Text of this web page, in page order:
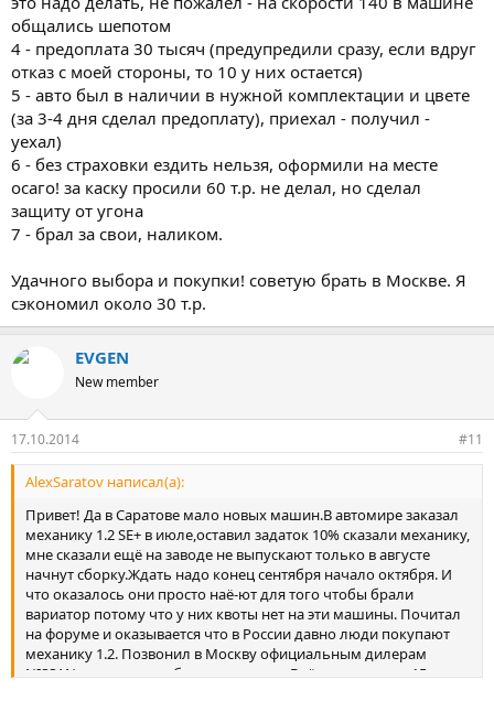
общались шепотом
4 - предоплата 30 тысяч (предупредили сразу, если вдруг
отказ с моей стороны, то 10 у них остается)
5 - авто был в наличии в нужной комплектации и цвете
(за 3-4 дня сделал предоплату), приехал - получил -
уехал)
6 - без страховки ездить нельзя, оформили на месте
осаго! за каску просили 60 т.р. не делал, но сделал
защиту от угона
7 - брал за свои, наликом.
Удачного выбора и покупки! советую брать в Москве. Я
сэкономил около 30 т.р.
EVGEN
New member
17.10.2014 #11
AlexSaratov написал(а):
Привет! Да в Саратове мало новых машин.В автомире заказал
механику 1.2 SE+ в июле,оставил задаток 10% сказали механику,
мне сказали ещё на заводе не выпускают только в августе
начнут сборку.Ждать надо конец сентября начало октября. И
что оказалось они просто наё-ют для того чтобы брали
вариатор потому что у них квоты нет на эти машины. Почитал
на форуме и оказывается что в России давно люди покупают
механику 1.2. Позвонил в Москву официальным дилерам
NISSAN машина есть белая как хотел, Внёс предоплату 15т.р